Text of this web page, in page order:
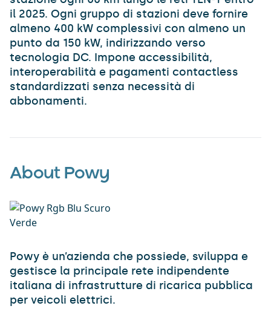
il 2025. Ogni gruppo di stazioni deve fornire
almeno 400 kW complessivi con almeno un
punto da 150 kW, indirizzando verso
tecnologia DC. Impone accessibilità,
interoperabilità e pagamenti contactless
standardizzati senza necessità di
abbonamenti.​
About Powy
Powy è un’azienda che possiede, sviluppa e
gestisce la principale rete indipendente
italiana di infrastrutture di ricarica pubblica
per veicoli elettrici.